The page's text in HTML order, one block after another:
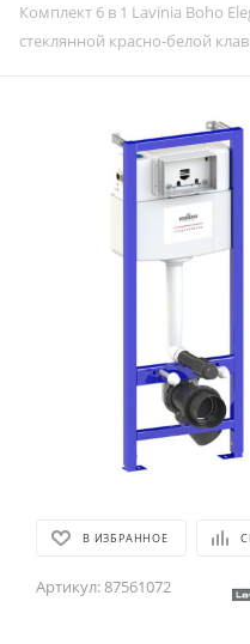
Комплект 6 в 1 Lavinia Boho
стеклянной красно-белой
В ИЗБРАННОЕ
Артикул:87561072